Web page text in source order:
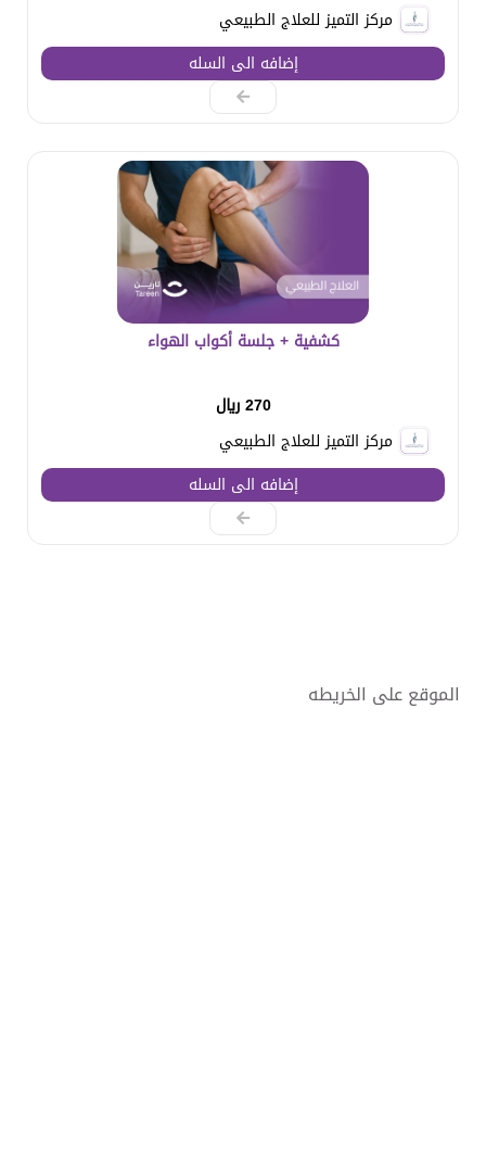
مركز التميز للعلاج الطبيعي
إضافه الى السله
كشفية + جلسة أكواب الهواء
270 ريال
مركز التميز للعلاج الطبيعي
إضافه الى السله
الموقع على الخريطه